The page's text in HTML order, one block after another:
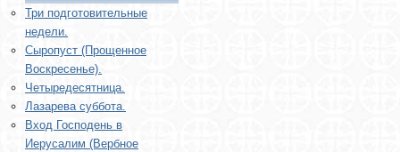
Три подготовительные
недели.
Сыропуст (Прощенное
Воскресенье).
Четыредесятница.
Лазарева суббота.
Вход Господень в
Иерусалим (Вербное